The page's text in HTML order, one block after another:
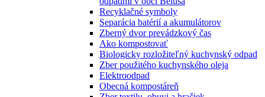
Recyklačné symboly
Separácia batérií a akumulátorov
Zberný dvor prevádzkový čas
Ako kompostovať
Biologicky rozložiteľný kuchynský odpad
Zber použitého kuchynského oleja
Elektroodpad
Obecná kompostáreň